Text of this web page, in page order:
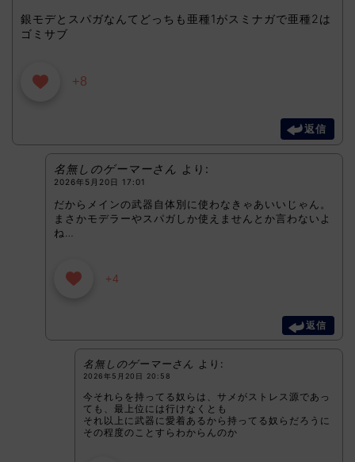
銀モデとスパガなんてどっちも亜種1がスミナガで亜種2は
ゴミサブ
+8
返信
名無しのゲーマーさん より:
2026年5月20日 17:01
だからメインの武器自体別に使わなきゃあいいじゃん。
まさかモデラーやスパガしか使えませんとか言わないよ
ね…
+4
返信
名無しのゲーマーさん より:
2026年5月20日 20:58
今それらを持ってる奴らは、サメがストレス源であっ
ても、最上位には行けなくとも
それ以上に武器に愛着あるから持ってる奴らだろうに
その程度のことすらわからんのか